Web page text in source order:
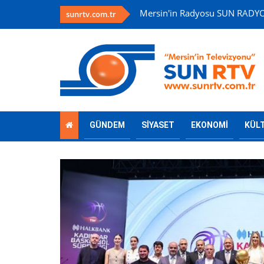
sunrtv.com.tr Mersin'in
GÜNDEM SİYASET EKONOMİ